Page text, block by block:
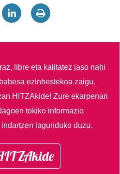
libre eta kalitatez jaso nahi
ezinbestekoa zaigu.
HITZAkide!Zure ekarpenari
tokiko informazio
lagunduko duzu.